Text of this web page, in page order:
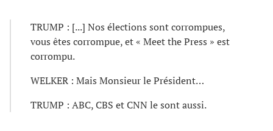
TRUMP : [...] Nos élections sont corrompues,
vous êtes corrompue, et « Meet the Press » est
corrompu.
WELKER : Mais Monsieur le Président…
TRUMP : ABC, CBS et CNN le sont aussi.